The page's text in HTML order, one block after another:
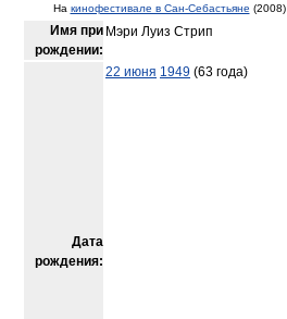
На кинофестивале в Сан-Себастьяне (2008)
Имя при
рождении:
Мэри Луиз Стрип
Дата
рождения:
22 июня 1949 (63 года)